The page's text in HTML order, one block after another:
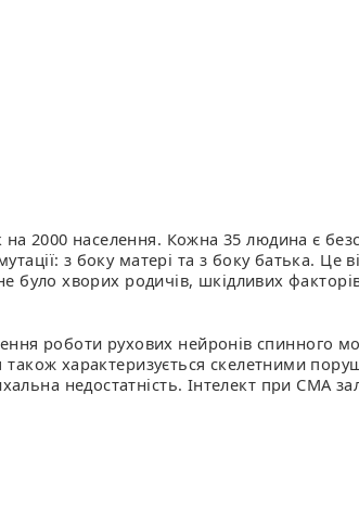
на 2000 населення. Кожна 35 людина є
з боку матері та з боку батька. Це
було хворих родичів, шкідливих
роботи рухових нейронів спинного
також характеризується скелетними
недостатність. Інтелект при СМА